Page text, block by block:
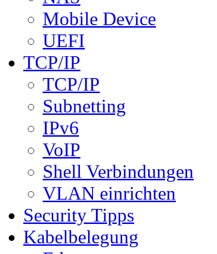
Mobile Device
UEFI
TCP/IP
TCP/IP
Subnetting
IPv6
VoIP
Shell Verbindungen
VLAN einrichten
Security Tipps
Kabelbelegung